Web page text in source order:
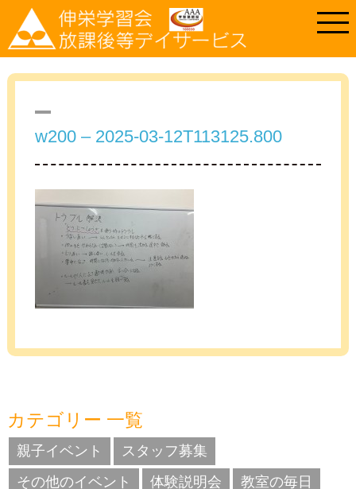
w200 – 2025-03-12T113125.800
カテゴリー 一覧
親子イベント
スタッフ募集
その他のイベント
体験説明会
教室の毎日